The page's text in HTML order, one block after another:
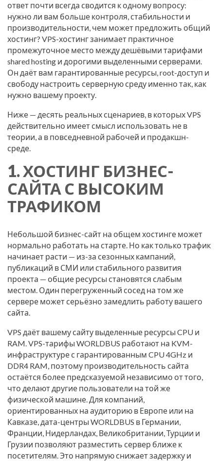
ответ почти всегда сводится к одному вопросу:
нужно ли вам больше контроля, стабильности и
производительности, чем может предложить общий
хостинг? VPS-хостинг занимает практичное
промежуточное место между дешёвыми тарифами
shared hosting и дорогими выделенными серверами.
Он даёт вам гарантированные ресурсы, root-доступ и
свободу настроить серверную среду именно так, как
нужно вашему проекту.
Ниже — десять реальных сценариев, в которых VPS
действительно имеет смысл использовать не в
теории, а в повседневной рабочей и продакшн-
среде.
1. ХОСТИНГ БИЗНЕС-
САЙТА С ВЫСОКИМ
ТРАФИКОМ
Небольшой бизнес-сайт на общем хостинге может
нормально работать на старте. Но как только трафик
начинает расти — из-за сезонных кампаний,
публикаций в СМИ или стабильного развития
проекта — общие ресурсы становятся слабым
местом. Один перегруженный сосед на том же
сервере может серьёзно замедлить работу вашего
сайта.
VPS даёт вашему сайту выделенные ресурсы CPU и
RAM. VPS-тарифы WORLDBUS работают на KVM-
инфраструктуре с гарантированным CPU 4GHz и
DDR4 RAM, поэтому производительность сайта
остаётся более предсказуемой независимо от того,
что делают другие пользователи на той же
физической машине. Для компаний,
ориентированных на аудиторию в Европе или на
Кавказе, дата-центры WORLDBUS в Германии,
Франции, Нидерландах, Великобритании, Турции и
Грузии позволяют разместить сервер ближе к
посетителям. Это напрямую снижает задержку и